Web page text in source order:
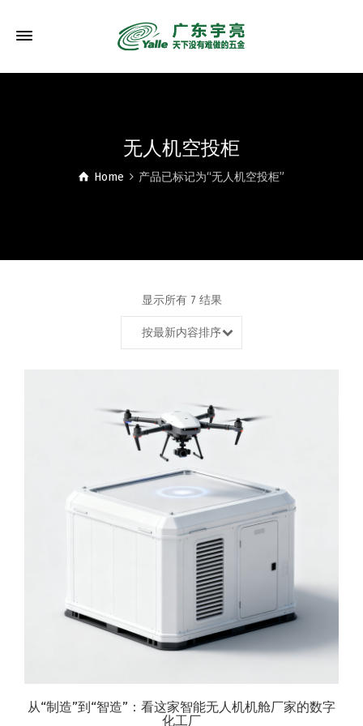
无人机空投柜
Home 产品已标记为“无人机空投柜”
显示所有 7 结果
按最新内容排序
从“制造”到“智造”：看这家智能无人机机舱厂家的数字
化工厂